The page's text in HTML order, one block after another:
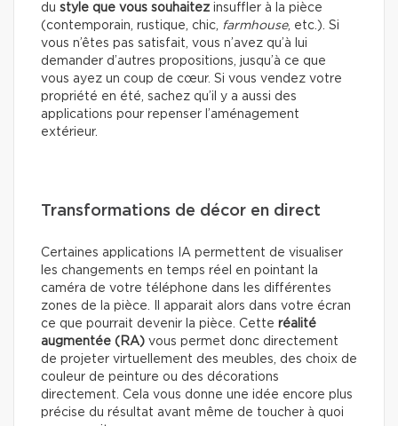
du style que vous souhaitez insuffler à la pièce
(contemporain, rustique, chic,
farmhouse, etc.). Si
vous n’êtes pas satisfait, vous n’avez qu’à lui
demander d’autres propositions, jusqu’à ce que
vous ayez un coup de cœur. Si vous vendez votre
propriété en été, sachez qu’il y a aussi des
applications pour repenser l’aménagement
extérieur.
Transformations de décor en direct
Certaines applications IA permettent de visualiser
les changements en temps réel en pointant la
caméra de votre téléphone dans les différentes
zones de la pièce. Il apparait alors dans votre écran
ce que pourrait devenir la pièce. Cette réalité
augmentée (RA) vous permet donc directement
de projeter virtuellement des meubles, des choix de
couleur de peinture ou des décorations
directement. Cela vous donne une idée encore plus
précise du résultat avant même de toucher à quoi